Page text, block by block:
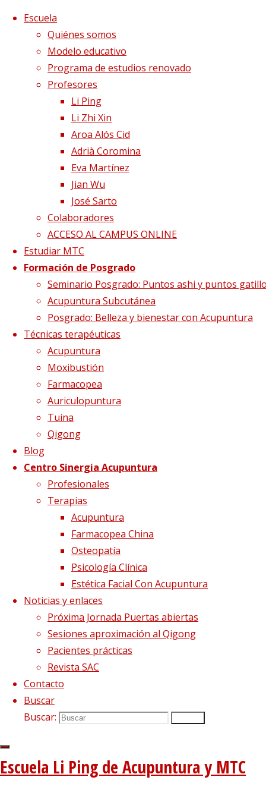
Saltar al contenido
Escuela
Quiénes somos
Modelo educativo
Programa de estudios renovado
Profesores
Li Ping
Li Zhi Xin
Aroa Alós Cid
Adrià Coromina
Eva Martínez
Jian Wu
José Sarto
Colaboradores
ACCESO AL CAMPUS ONLINE
Estudiar MTC
Formación de Posgrado
Seminario Posgrado: Puntos ashi y puntos
Acupuntura Subcutánea
Posgrado: Belleza y bienestar con Acupuntura
Técnicas terapéuticas
Acupuntura
Moxibustión
Farmacopea
Auriculopuntura
Tuina
Qigong
Blog
Centro Sinergia Acupuntura
Profesionales
Terapias
Acupuntura
Farmacopea China
Osteopatía
Psicología Clínica
Estética Facial Con Acupuntura
Noticias y enlaces
Próxima Jornada Puertas abiertas
Sesiones aproximación al Qigong
Pacientes prácticas
Revista SAC
Contacto
Buscar
Buscar:
Escuela Li Ping de Acupuntura y MTC
Página de InicioCurso de Farmacopea China
Curso de
Farmacopea China
¿Quieres